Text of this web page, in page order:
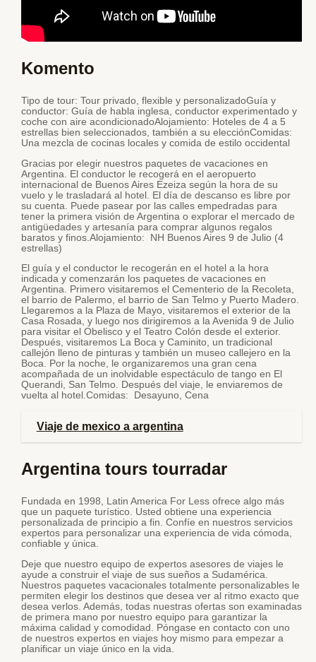
Komento
Tipo de tour: Tour privado, flexible y personalizadoGuía y
conductor: Guía de habla inglesa, conductor experimentado y
coche con aire acondicionadoAlojamiento: Hoteles de 4 a 5
estrellas bien seleccionados, también a su elecciónComidas:
Una mezcla de cocinas locales y comida de estilo occidental
Gracias por elegir nuestros paquetes de vacaciones en
Argentina. El conductor le recogerá en el aeropuerto
internacional de Buenos Aires Ezeiza según la hora de su
vuelo y le trasladará al hotel. El día de descanso es libre por
su cuenta. Puede pasear por las calles empedradas para
tener la primera visión de Argentina o explorar el mercado de
antigüedades y artesanía para comprar algunos regalos
baratos y finos.Alojamiento: NH Buenos Aires 9 de Julio (4
estrellas)
El guía y el conductor le recogerán en el hotel a la hora
indicada y comenzarán los paquetes de vacaciones en
Argentina. Primero visitaremos el Cementerio de la Recoleta,
el barrio de Palermo, el barrio de San Telmo y Puerto Madero.
Llegaremos a la Plaza de Mayo, visitaremos el exterior de la
Casa Rosada, y luego nos dirigiremos a la Avenida 9 de Julio
para visitar el Obelisco y el Teatro Colón desde el exterior.
Después, visitaremos La Boca y Caminito, un tradicional
callejón lleno de pinturas y también un museo callejero en la
Boca. Por la noche, le organizaremos una gran cena
acompañada de un inolvidable espectáculo de tango en El
Querandi, San Telmo. Después del viaje, le enviaremos de
vuelta al hotel.Comidas: Desayuno, Cena
Viaje de mexico a argentina
Argentina tours tourradar
Fundada en 1998, Latin America For Less ofrece algo más
que un paquete turístico. Usted obtiene una experiencia
personalizada de principio a fin. Confíe en nuestros servicios
expertos para personalizar una experiencia de vida cómoda,
confiable y única.
Deje que nuestro equipo de expertos asesores de viajes le
ayude a construir el viaje de sus sueños a Sudamérica.
Nuestros paquetes vacacionales totalmente personalizables le
permiten elegir los destinos que desea ver al ritmo exacto que
desea verlos. Además, todas nuestras ofertas son examinadas
de primera mano por nuestro equipo para garantizar la
máxima calidad y comodidad. Póngase en contacto con uno
de nuestros expertos en viajes hoy mismo para empezar a
planificar un viaje único en la vida.